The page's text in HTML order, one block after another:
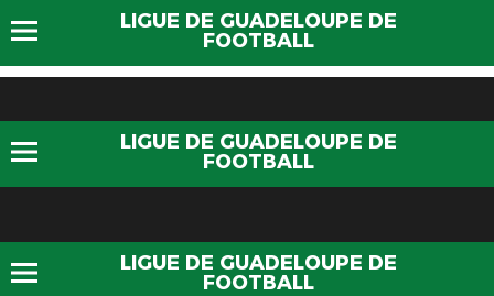
LIGUE DE GUADELOUPE DE
FOOTBALL